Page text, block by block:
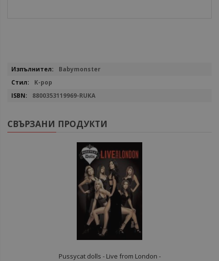
Повече
Babymonster
K-pop
8800353119969-RUKA
СВЪРЗАНИ ПРОДУКТИ
Pussycat dolls - Live from London -